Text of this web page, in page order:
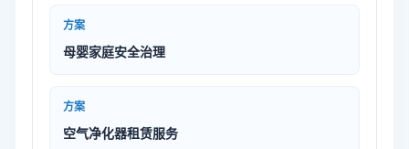
方案
母婴家庭安全治理
方案
空气净化器租赁服务